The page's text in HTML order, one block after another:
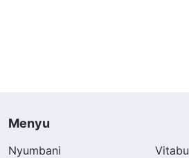
Menyu
Nyumbani
Vitabu